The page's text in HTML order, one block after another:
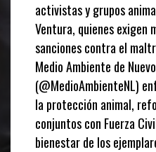
activistas y grupos
Ventura, quienes exigen
sanciones contra el
Medio Ambiente de
(@MedioAmbienteNL)
la protección animal,
conjuntos con Fuerza
bienestar de los